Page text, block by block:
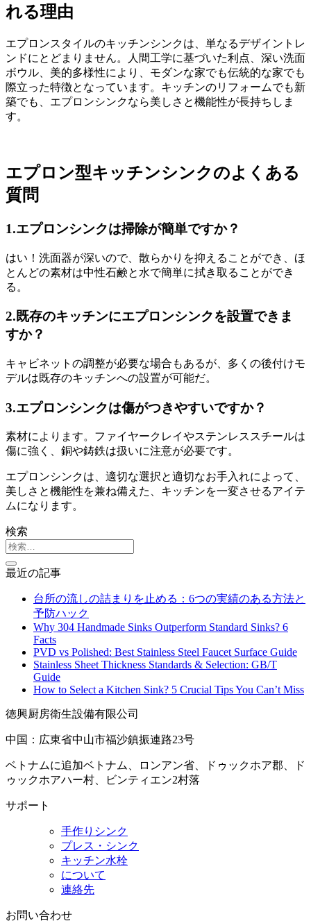
れる理由
エプロンスタイルのキッチンシンクは、単なるデザイントレ
ンドにとどまりません。人間工学に基づいた利点、深い洗面
ボウル、美的多様性により、モダンな家でも伝統的な家でも
際立った特徴となっています。キッチンのリフォームでも新
築でも、エプロンシンクなら美しさと機能性が長持ちしま
す。
エプロン型キッチンシンクのよくある
質問
1.エプロンシンクは掃除が簡単ですか？
はい！洗面器が深いので、散らかりを抑えることができ、ほ
とんどの素材は中性石鹸と水で簡単に拭き取ることができ
る。
2.既存のキッチンにエプロンシンクを設置できま
すか？
キャビネットの調整が必要な場合もあるが、多くの後付けモ
デルは既存のキッチンへの設置が可能だ。
3.エプロンシンクは傷がつきやすいですか？
素材によります。ファイヤークレイやステンレススチールは
傷に強く、銅や鋳鉄は扱いに注意が必要です。
エプロンシンクは、適切な選択と適切なお手入れによって、
美しさと機能性を兼ね備えた、キッチンを一変させるアイテ
ムになります。
検索
最近の記事
台所の流しの詰まりを止める：6つの実績のある方法と
予防ハック
Why 304 Handmade Sinks Outperform Standard Sinks? 6
Facts
PVD vs Polished: Best Stainless Steel Faucet Surface Guide
Stainless Sheet Thickness Standards & Selection: GB/T
Guide
How to Select a Kitchen Sink? 5 Crucial Tips You Can’t Miss
徳興厨房衛生設備有限公司
中国：広東省中山市福沙鎮振連路23号
ベトナムに追加ベトナム、ロンアン省、ドゥックホア郡、ド
ゥックホアハー村、ビンティエン2村落
サポート
手作りシンク
プレス・シンク
キッチン水栓
について
連絡先
お問い合わせ